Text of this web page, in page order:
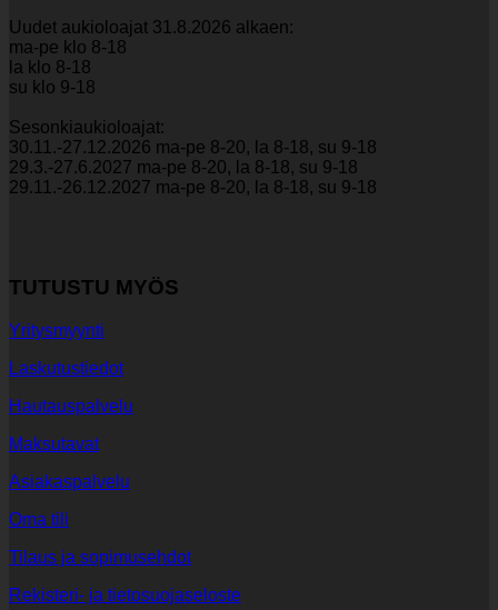
Uudet aukioloajat 31.8.2026 alkaen:
ma-pe klo 8-18
la klo 8-18
su klo 9-18
Sesonkiaukioloajat:
30.11.-27.12.2026 ma-pe 8-20, la 8-18, su 9-18
29.3.-27.6.2027 ma-pe 8-20, la 8-18, su 9-18
29.11.-26.12.2027 ma-pe 8-20, la 8-18, su 9-18
TUTUSTU MYÖS
Yritysmyynti
Laskutustiedot
Hautauspalvelu
Maksutavat
Asiakaspalvelu
Oma tili
Tilaus ja sopimusehdot
Rekisteri- ja tietosuojaseloste